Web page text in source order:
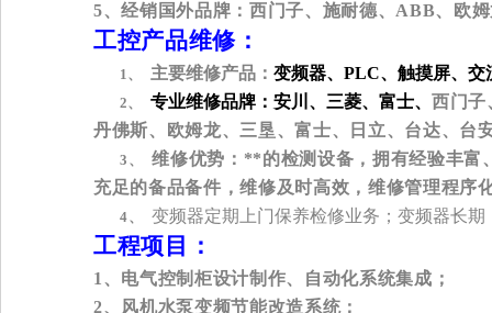
5、经销国外品牌：西门子、施耐德、 ABB、欧
工控产品维修：
1、 主要维修产品： 变频器、 PLC、触摸屏、交
2、 专业维修品牌：安川、三菱、富士、 西门子
丹佛斯、欧姆龙、三垦、富士、日立、台达、台
3、
维修优势：**的检测设备，拥有经验丰富
充足的备品备件，维修及时高效，维修管理程序
4、 变频器定期上门保养检修业务；变频器长
工程项目：
1 、电气控制柜设计制作、自动化系统集成；
2、风机水泵变频节能改造系统；